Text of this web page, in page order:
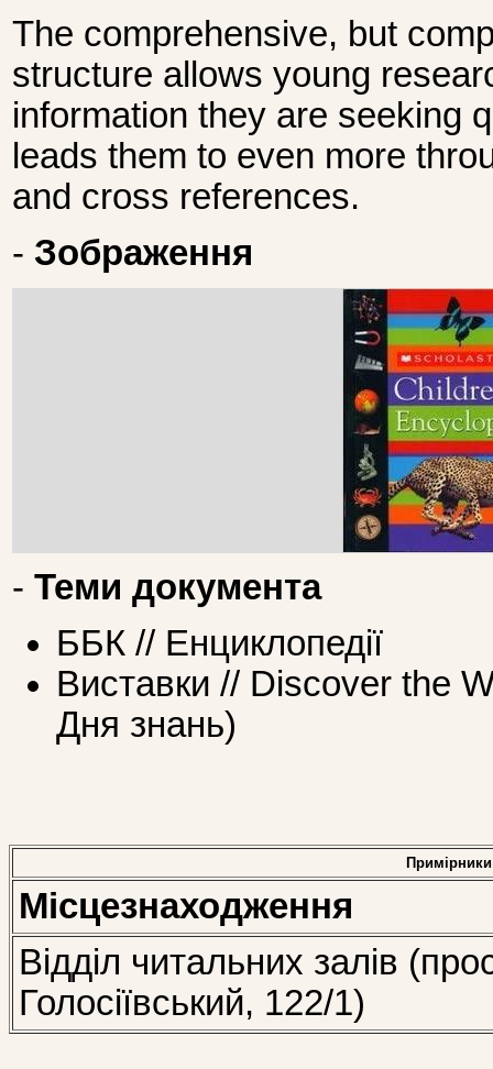
The comprehensive, but
structure allows young
information they are seeking
leads them to even more
and cross references.
- Зображення
- Теми документа
ББК // Енциклопедії
Виставки // Discover the
Дня знань)
Примірники
Місцезнаходження
Відділ читальних залів
Голосіївський, 122/1)